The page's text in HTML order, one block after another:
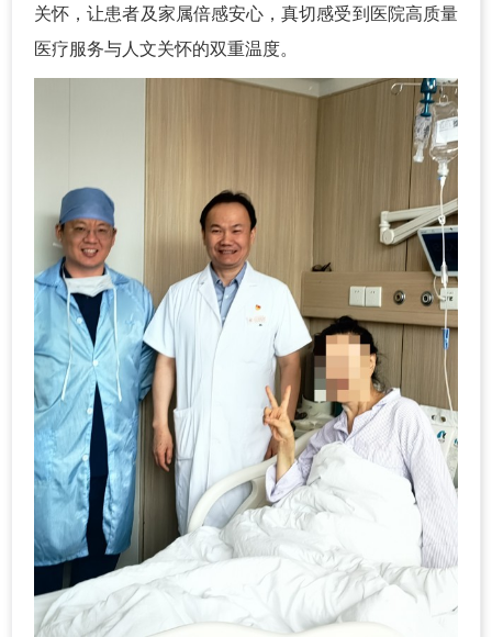
关怀，让患者及家属倍感安心，真切感受到医院高质量
医疗服务与人文关怀的双重温度。